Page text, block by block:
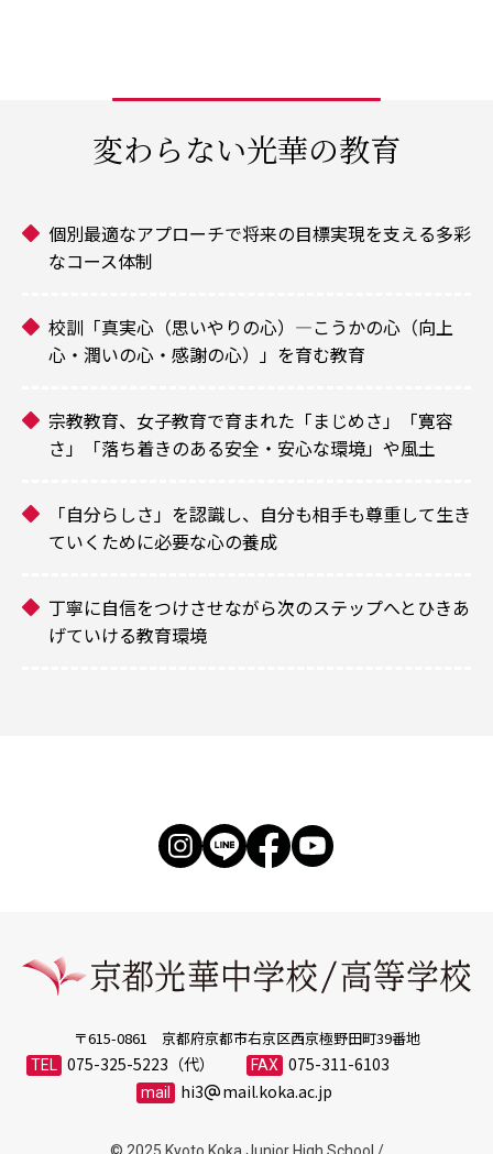
変わらない光華の教育
個別最適なアプローチで将来の目標実現を支える多彩
なコース体制
校訓「真実心（思いやりの心）―こうかの心（向上
心・潤いの心・感謝の心）」を育む教育
宗教教育、女子教育で育まれた「まじめさ」「寛容
さ」「落ち着きのある安全・安心な環境」や風土
「自分らしさ」を認識し、自分も相手も尊重して生き
ていくために必要な心の養成
丁寧に自信をつけさせながら次のステップへとひきあ
げていける教育環境
〒615-0861 京都府京都市右京区西京極野田町39番地
075-325-5223
075-311-6103
hi3
mail.koka.ac.jp